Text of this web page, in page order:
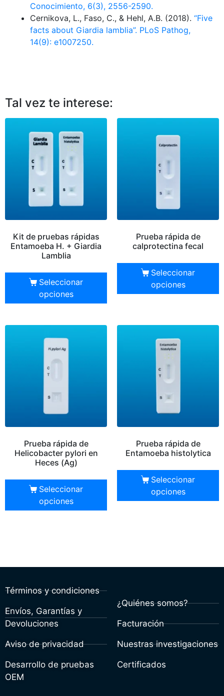
Conocimiento, 6(3), 2556-2590.
Cernikova, L., Faso, C., & Hehl, A.B. (2018). “Five
facts about Giardia lamblia”. PLoS Pathog,
14(9): e1007250.
Tal vez te interese:
Kit de pruebas rápidas
Entamoeba H. + Giardia
Lamblia
Seleccionar
opciones
Prueba rápida de
calprotectina fecal
Seleccionar
opciones
Prueba rápida de
Helicobacter pylori en
Heces (Ag)
Seleccionar
opciones
Prueba rápida de
Entamoeba histolytica
Seleccionar
opciones
Términos y condiciones
Envíos, Garantías y
Devoluciones
Aviso de privacidad
Desarrollo de pruebas
OEM
¿Quiénes somos?
Facturación
Nuestras investigaciones
Certificados